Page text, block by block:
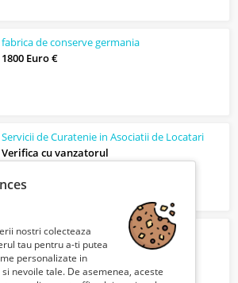
fabrica de conserve germania
1800 Euro €
Servicii de Curatenie in Asociatii de Locatari
Verifica cu vanzatorul
fabrica de iaurturi germania
1800 Euro €
nostri colecteaza
tau pentru a-ti putea
personalizate in
nevoile tale. De asemenea, aceste